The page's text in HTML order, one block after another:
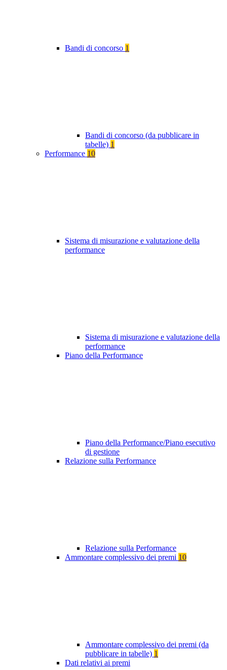
Bandi di concorso 1
Bandi di concorso (da pubblicare in
tabelle) 1
Performance 10
Sistema di misurazione e valutazione della
performance
Sistema di misurazione e valutazione della
performance
Piano della Performance
Piano della Performance/Piano esecutivo
di gestione
Relazione sulla Performance
Relazione sulla Performance
Ammontare complessivo dei premi 10
Ammontare complessivo dei premi (da
pubblicare in tabelle) 1
Dati relativi ai premi